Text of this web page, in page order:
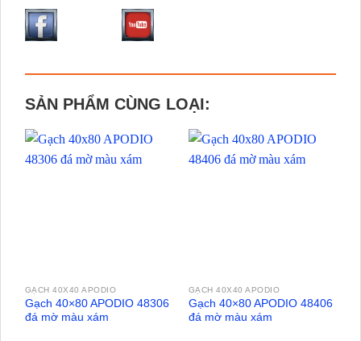
SẢN PHẨM CÙNG LOẠI:
GẠCH 40X40 APODIO
Gạch 40×80 APODIO 48306
đá mờ màu xám
GẠCH 40X40 APODIO
Gạch 40×80 APODIO 48406
đá mờ màu xám